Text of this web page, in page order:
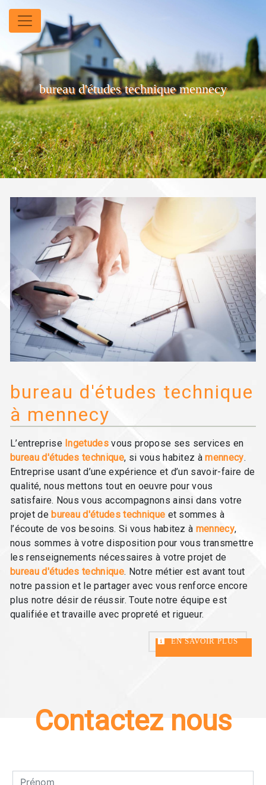
Panneau de gestion des cookies
bureau d'études technique mennecy
bureau d'études technique
à mennecy
L’entreprise Ingetudes vous propose ses services en
bureau d'études technique, si vous habitez àmennecy.
Entreprise usant d’une expérience et d’un savoir-faire de
qualité, nous mettons tout en oeuvre pour vous
satisfaire. Nous vous accompagnons ainsi dans votre
projet de bureau d'études technique et sommes à
l’écoute de vos besoins. Si vous habitez à mennecy,
nous sommes à votre disposition pour vous transmettre
les renseignements nécessaires à votre projet de
bureau d'études technique. Notre métier est avant tout
notre passion et le partager avec vous renforce encore
plus notre désir de réussir. Toute notre équipe est
qualifiée et travaille avec propreté et rigueur.
EN SAVOIR PLUS
Contactez nous